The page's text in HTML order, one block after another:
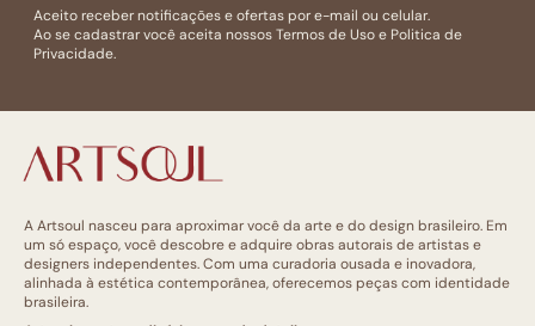
Aceito receber notificações e ofertas por e-mail ou celular.
Ao se cadastrar você aceita nossosTermos de Usoe Politica de
Privacidade.
A Artsoul nasceu para aproximar você da arte e do design brasileiro. Em
um só espaço, você descobre e adquire obras autorais de artistas e
designers independentes. Com uma curadoria ousada e inovadora,
alinhada à estética contemporânea, oferecemos peças com identidade
brasileira.